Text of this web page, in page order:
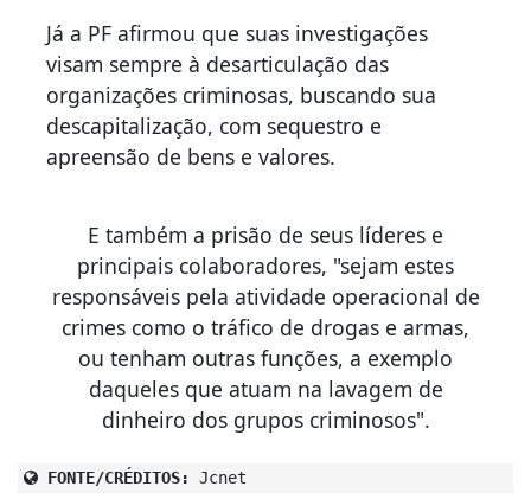
Já a PF afirmou que suas investigações
visam sempre à desarticulação das
organizações criminosas, buscando sua
descapitalização, com sequestro e
apreensão de bens e valores.
E também a prisão de seus líderes e
principais colaboradores, "sejam estes
responsáveis pela atividade operacional de
crimes como o tráfico de drogas e armas,
ou tenham outras funções, a exemplo
daqueles que atuam na lavagem de
dinheiro dos grupos criminosos".
FONTE/CRÉDITOS: Jcnet